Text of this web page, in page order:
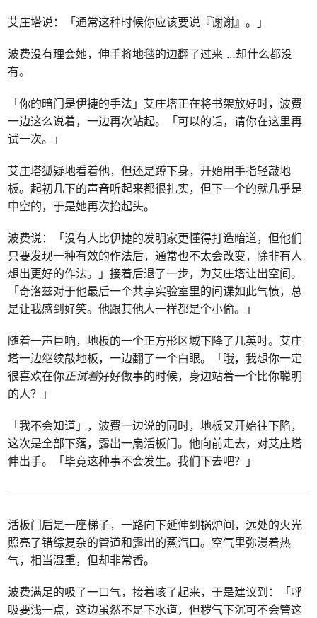
艾庄塔说：「通常这种时候你应该要说『谢谢』。」
波费没有理会她，伸手将地毯的边翻了过来 …却什么都没
有。
「你的暗门是伊捷的手法」艾庄塔正在将书架放好时，波费
一边这么说着，一边再次站起。「可以的话，请你在这里再
试一次。」
艾庄塔狐疑地看着他，但还是蹲下身，开始用手指轻敲地
板。起初几下的声音听起来都很扎实，但下一个的就几乎是
中空的，于是她再次抬起头。
波费说：「没有人比伊捷的发明家更懂得打造暗道，但他们
只要发现一种有效的作法后，通常也不太会改变，除非有人
想出更好的作法。」接着后退了一步，为艾庄塔让出空间。
「奇洛兹对于他最后一个共享实验室里的间谍如此气愤，总
是让我感到好笑。他跟其他人一样都是个小偷。」
随着一声巨响，地板的一个正方形区域下降了几英吋。艾庄
塔一边继续敲地板，一边翻了一个白眼。「哦，我想你一定
很喜欢在你正试着好好做事的时候，身边站着一个比你聪明
的人？」
「我不会知道」，波费一边说的同时，地板又开始往下陷，
这次是全部下落，露出一扇活板门。他向前走去，对艾庄塔
伸出手。「毕竟这种事不会发生。我们下去吧？」
活板门后是一座梯子，一路向下延伸到锅炉间，远处的火光
照亮了错综复杂的管道和露出的蒸汽口。空气里弥漫着热
气，相当湿重，但却非常香。
波费满足的吸了一口气，接着咳了起来，于是建议到：「呼
吸要浅一点，这边虽然不是下水道，但秽气下沉可不会管这